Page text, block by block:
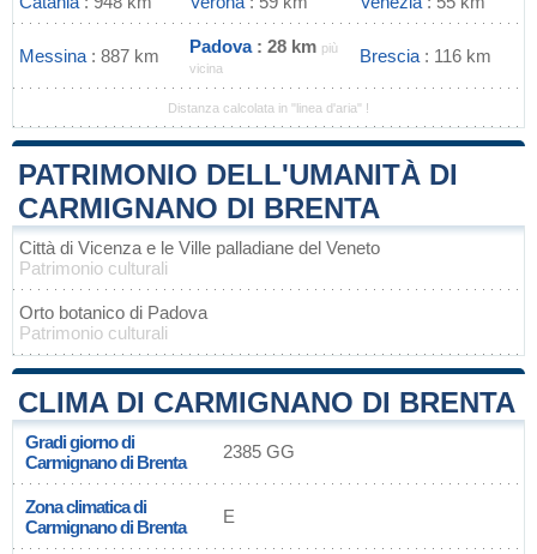
Messina : 887 km Padova: 28 km più
vicina
Brescia : 116 km
Distanza calcolata in "linea d'aria" !
PATRIMONIO DELL'UMANITÀ DI
CARMIGNANO DI BRENTA
Città di Vicenza e le Ville palladiane del Veneto
Patrimonio culturali
Orto botanico di Padova
Patrimonio culturali
CLIMA DI CARMIGNANO DI BRENTA
Gradi giorno di
Carmignano di Brenta
2385 GG
Zona climatica di
Carmignano di Brenta
E